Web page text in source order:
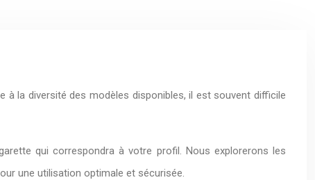
la diversité des modèles disponibles, il est souvent difficile
qui correspondra à votre profil. Nous explorerons les
une utilisation optimale et sécurisée.